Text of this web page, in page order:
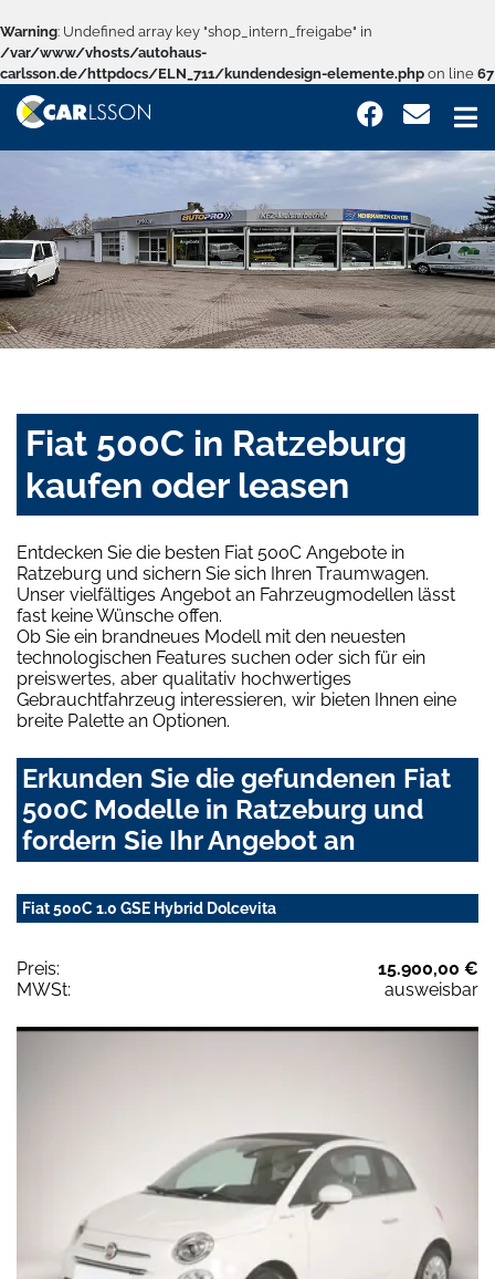
Warning: Undefined array key "shop_intern_freigabe" in
/var/www/vhosts/autohaus-
carlsson.de/httpdocs/ELN_711/kundendesign-elemente.php on line 67
Fiat 500C in Ratzeburg
kaufen oder leasen
Entdecken Sie die besten Fiat 500C Angebote in
Ratzeburg und sichern Sie sich Ihren Traumwagen.
Unser vielfältiges Angebot an Fahrzeugmodellen lässt
fast keine Wünsche offen.
Ob Sie ein brandneues Modell mit den neuesten
technologischen Features suchen oder sich für ein
preiswertes, aber qualitativ hochwertiges
Gebrauchtfahrzeug interessieren, wir bieten Ihnen eine
breite Palette an Optionen.
Erkunden Sie die gefundenen Fiat
500C Modelle in Ratzeburg und
fordern Sie Ihr Angebot an
Fiat 500C 1.0 GSE Hybrid Dolcevita
Preis:
15.900,00 €
MWSt:
ausweisbar